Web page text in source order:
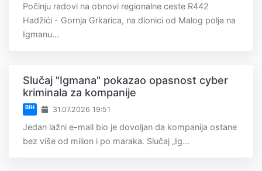
Počinju radovi na obnovi regionalne ceste R442
Hadžići - Gornja Grkarica, na dionici od Malog polja na
Igmanu...
Slučaj "Igmana" pokazao opasnost cyber
kriminala za kompanije
BiH 31.07.2026 19:51
Jedan lažni e-mail bio je dovoljan da kompanija ostane
bez više od milion i po maraka. Slučaj „Ig...